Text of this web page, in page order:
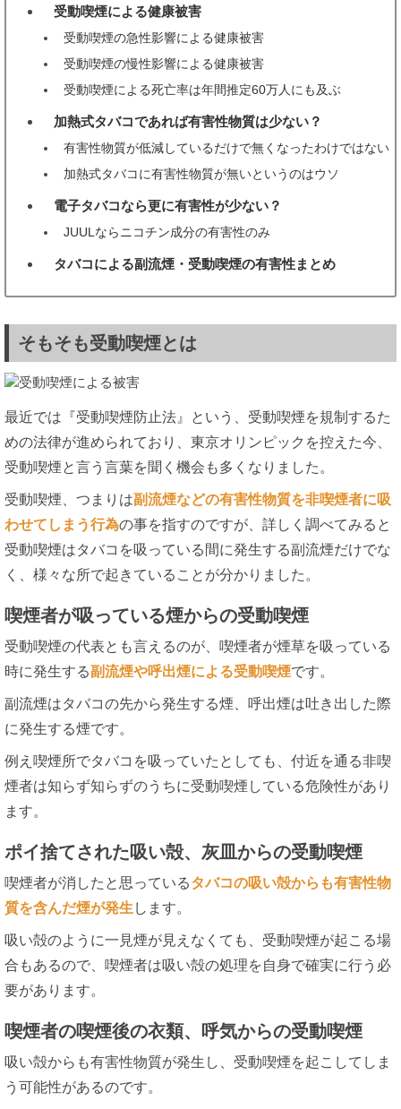
受動喫煙による健康被害
受動喫煙の急性影響による健康被害
受動喫煙の慢性影響による健康被害
受動喫煙による死亡率は年間推定60万人にも及ぶ
加熱式タバコであれば有害性物質は少ない？
有害性物質が低減しているだけで無くなったわけではない
加熱式タバコに有害性物質が無いというのはウソ
電子タバコなら更に有害性が少ない？
JUULならニコチン成分の有害性のみ
タバコによる副流煙・受動喫煙の有害性まとめ
そもそも受動喫煙とは
最近では『受動喫煙防止法』という、受動喫煙を規制するた
めの法律が進められており、東京オリンピックを控えた今、
受動喫煙と言う言葉を聞く機会も多くなりました。
受動喫煙、つまりは副流煙などの有害性物質を非喫煙者に吸
わせてしまう行為の事を指すのですが、詳しく調べてみると
受動喫煙はタバコを吸っている間に発生する副流煙だけでな
く、様々な所で起きていることが分かりました。
喫煙者が吸っている煙からの受動喫煙
受動喫煙の代表とも言えるのが、喫煙者が煙草を吸っている
時に発生する副流煙や呼出煙による受動喫煙です。
副流煙はタバコの先から発生する煙、呼出煙は吐き出した際
に発生する煙です。
例え喫煙所でタバコを吸っていたとしても、付近を通る非喫
煙者は知らず知らずのうちに受動喫煙している危険性があり
ます。
ポイ捨てされた吸い殻、灰皿からの受動喫煙
喫煙者が消したと思っているタバコの吸い殻からも有害性物
質を含んだ煙が発生 します。
吸い殻のように一見煙が見えなくても、受動喫煙が起こる場
合もあるので、喫煙者は吸い殻の処理を自身で確実に行う必
要があります。
喫煙者の喫煙後の衣類、呼気からの受動喫煙
吸い殻からも有害性物質が発生し、受動喫煙を起こしてしま
う可能性があるのです。